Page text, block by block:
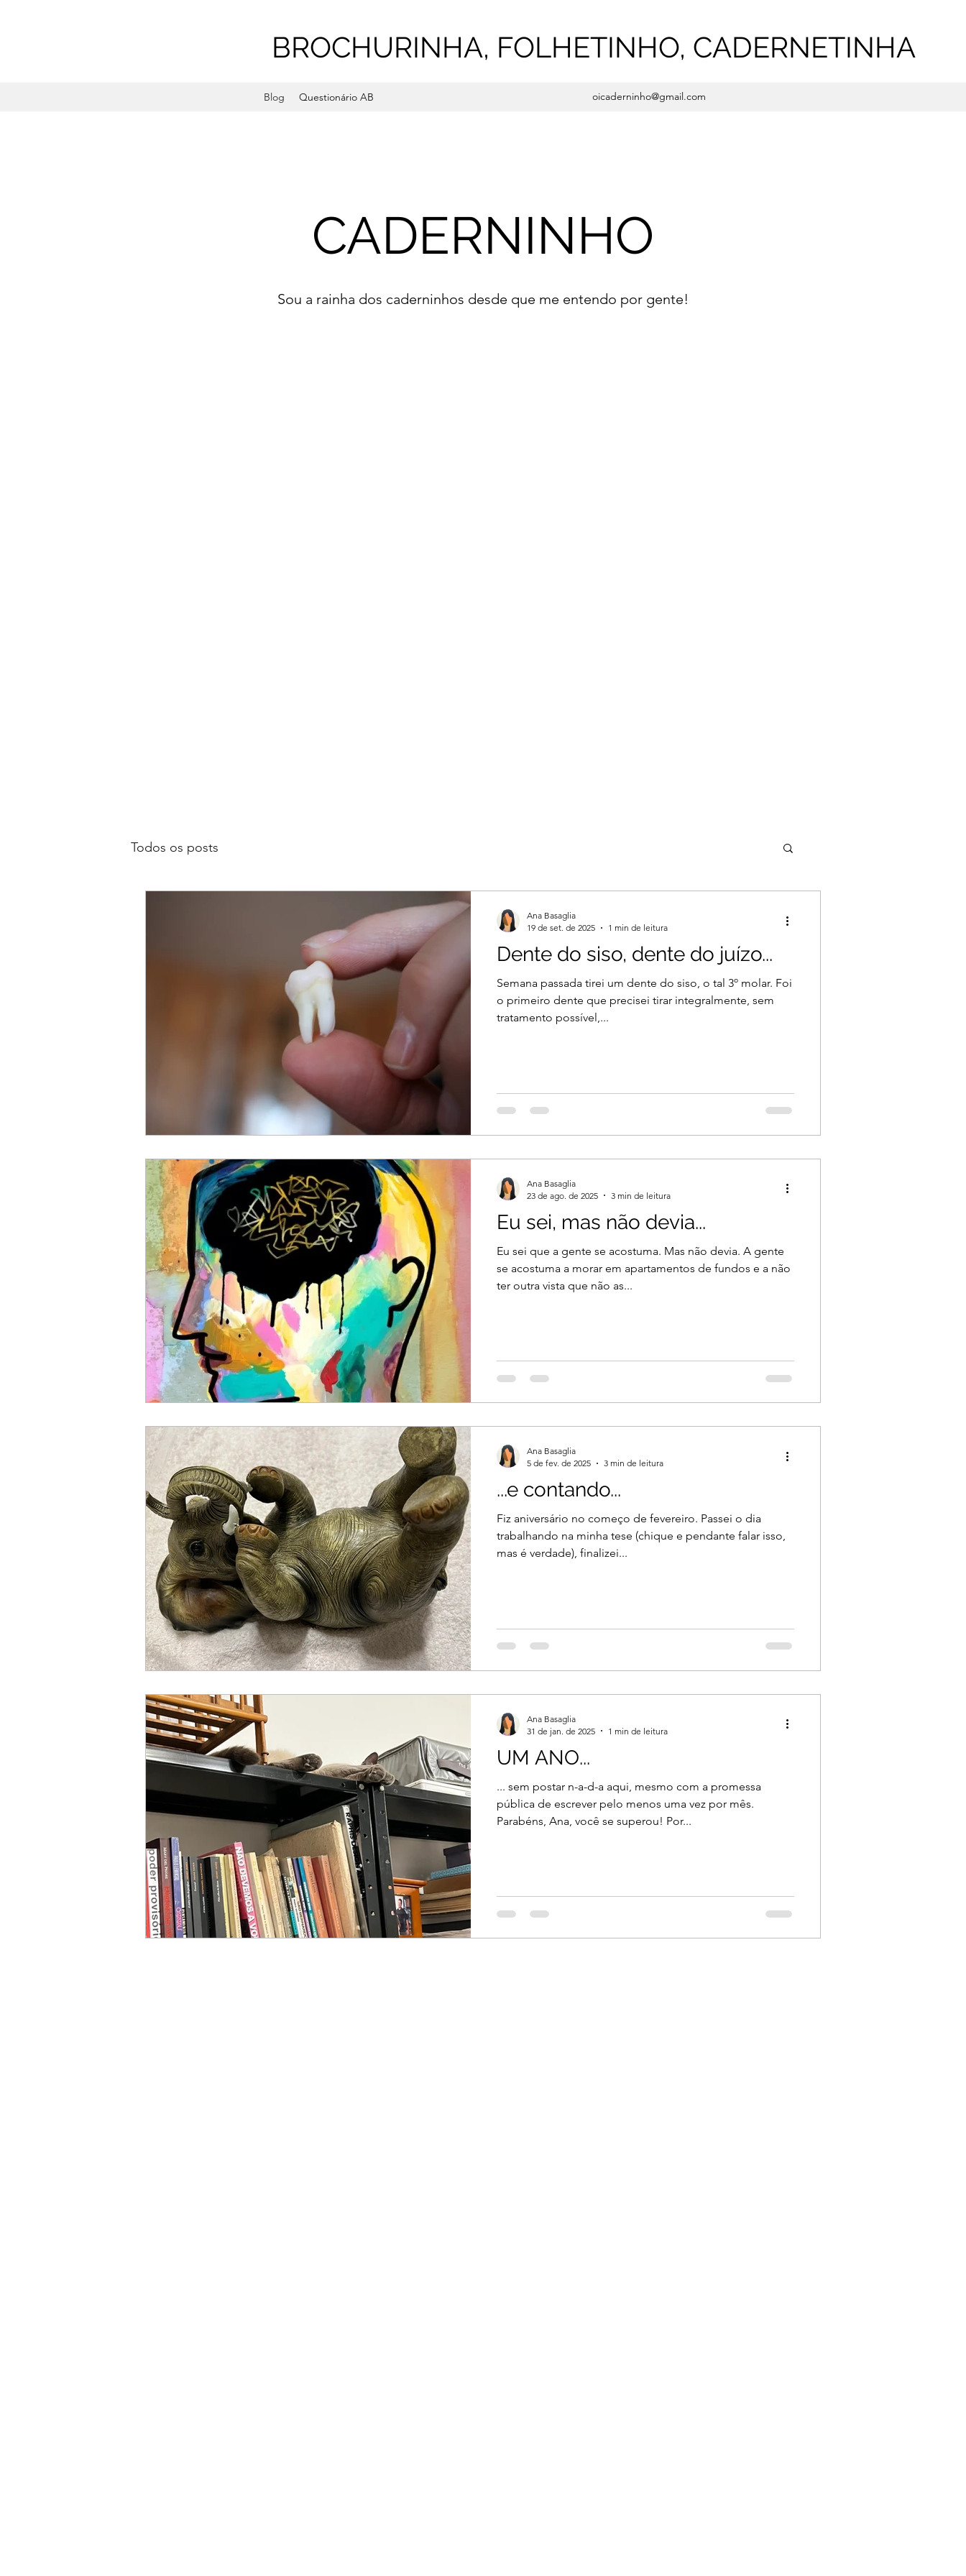
BROCHURINHA, FOLHETINHO, CADERNETINHA
Blog Questionário AB oicaderninho@gmail.com
CADERNINHO
Sou a rainha dos caderninhos desde que me entendo por gente!
Todos os posts
Dente do siso, dente do juízo...
Semana passada tirei um dente do siso, o tal 3º molar. Foi
o primeiro dente que precisei tirar integralmente, sem
tratamento possível,...
Ana Basaglia
19 de set. de 2025
1 min de leitura
Eu sei, mas não devia...
Eu sei que a gente se acostuma. Mas não devia. A gente
se acostuma a morar em apartamentos de fundos e a não
ter outra vista que não as...
Ana Basaglia
23 de ago. de 2025
3 min de leitura
...e contando...
Fiz aniversário no começo de fevereiro. Passei o dia
trabalhando na minha tese (chique e pendante falar isso,
mas é verdade), finalizei...
Ana Basaglia
5 de fev. de 2025
3 min de leitura
UM ANO...
... sem postar n-a-d-a aqui, mesmo com a promessa
pública de escrever pelo menos uma vez por mês.
Parabéns, Ana, você se superou! Por...
Ana Basaglia
31 de jan. de 2025
1 min de leitura